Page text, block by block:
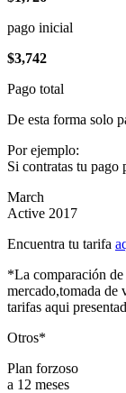
pago inicial
$3,742
Pago total
De esta forma solo
Por ejemplo:
Si contratas tu pago
March
Active 2017
Encuentra tu tarifa
*La comparación de
mercado,tomada de
tarifas aqui
Otros*
Plan forzoso
a 12 meses